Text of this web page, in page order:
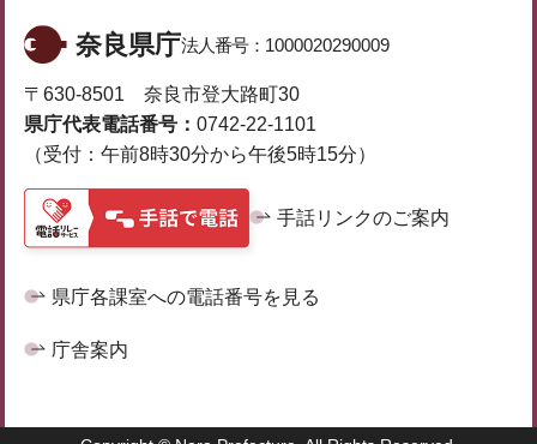
奈良県庁法人番号： 1000020290009
〒630-8501 奈良市登大路町30
県庁代表電話番号： 0742-22-1101
（受付：午前8時30分から午後5時15分）
手話リンクのご案内
県庁各課室への電話番号を見る
庁舎案内